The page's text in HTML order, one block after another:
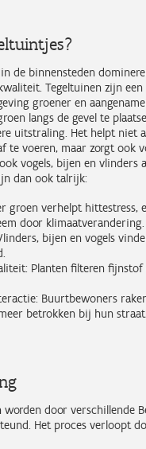
de binnensteden
Tegeltuinen zijn een
groener en
langs de gevel te
uitstraling. Het helpt niet
te voeren, maar zorgt ook
vogels, bijen en vlinders
dan ook talrijk:
groen verhelpt hittestress,
door klimaatverandering.
bijen en vogels
Planten filteren fijnstof
Buurtbewoners
betrokken bij hun straat.
door verschillende
Het proces verloopt